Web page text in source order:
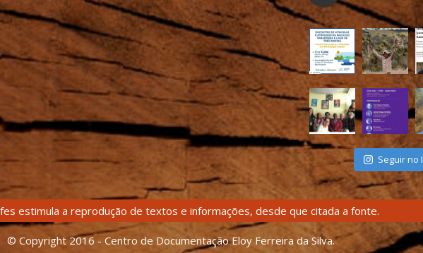
Seguir no
estimula a reprodução de textos e informações, desde que citada a fonte.
© Copyright 2016 - Centro de Documentação Eloy Ferreira da Silva.